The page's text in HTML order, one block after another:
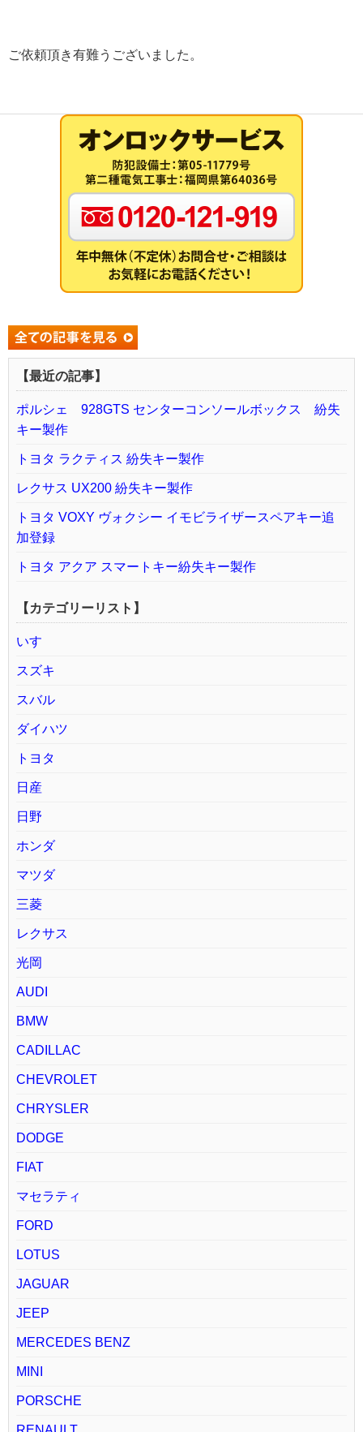
ご依頼頂き有難うございました。
【最近の記事】
ポルシェ 928GTS センターコンソールボックス 紛失
キー製作
トヨタ ラクティス 紛失キー製作
レクサス UX200 紛失キー製作
トヨタ VOXY ヴォクシー イモビライザースペアキー追
加登録
トヨタ アクア スマートキー紛失キー製作
【カテゴリーリスト】
いすゞ
スズキ
スバル
ダイハツ
トヨタ
日産
日野
ホンダ
マツダ
三菱
レクサス
光岡
AUDI
BMW
CADILLAC
CHEVROLET
CHRYSLER
DODGE
FIAT
マセラティ
FORD
LOTUS
JAGUAR
JEEP
MERCEDES BENZ
MINI
PORSCHE